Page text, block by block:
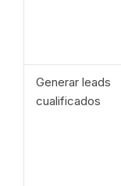
Generar leads
cualificados